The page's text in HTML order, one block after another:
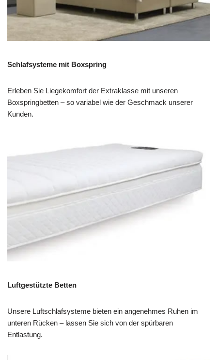
Schlafsysteme mit Boxspring
Erleben Sie Liegekomfort der Extraklasse mit unseren
Boxspringbetten – so variabel wie der Geschmack unserer
Kunden.
Luftgestützte Betten
Unsere Luftschlafsysteme bieten ein angenehmes Ruhen im
unteren Rücken – lassen Sie sich von der spürbaren
Entlastung.